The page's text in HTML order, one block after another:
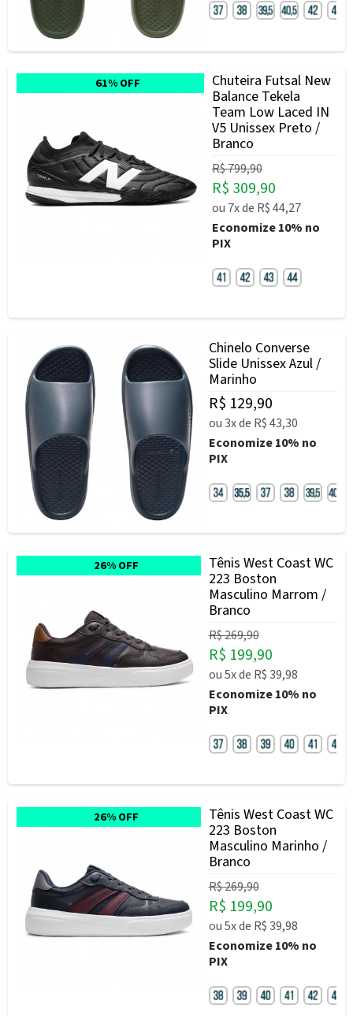
61% OFF
Chuteira Futsal New
Balance Tekela
Team Low Laced IN
V5 Unissex Preto /
Branco
R$ 799,90
R$ 309,90
ou 7xde R$ 44,27
Economize10% no
PIX
Chinelo Converse
Slide Unissex Azul /
Marinho
R$ 129,90
ou3xde R$ 43,30
Economize10% no
PIX
26% OFF
Tênis West Coast WC
223 Boston
Masculino Marrom /
Branco
R$ 269,90
R$ 199,90
ou5xde R$ 39,98
Economize10% no
PIX
26% OFF
Tênis West Coast WC
223 Boston
Masculino Marinho /
Branco
R$ 269,90
R$ 199,90
ou5xde R$ 39,98
Economize10% no
PIX